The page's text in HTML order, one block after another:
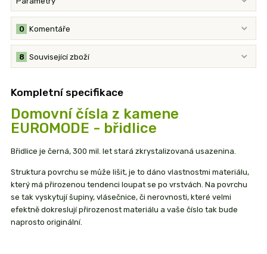
Komentáře
0
Související zboží
8
Kompletní specifikace
Domovní čísla z kamene
EUROMODE - břidlice
Břidlice je černá, 300 mil. let stará zkrystalizovaná usazenina.
Struktura povrchu se může lišit, je to dáno vlastnostmi materiálu,
který má přirozenou tendenci loupat se po vrstvách. Na povrchu
se tak vyskytují šupiny, vlásečnice, či nerovnosti, které velmi
efektně dokreslují přirozenost materiálu a vaše číslo tak bude
naprosto originální.